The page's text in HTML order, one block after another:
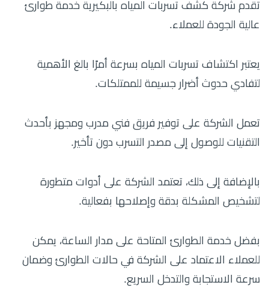
تقدم شركة كشف تسربات المياه بالبكيرية خدمة طوارئ
عالية الجودة للعملاء.
يعتبر اكتشاف تسربات المياه بسرعة أمرًا بالغ الأهمية
لتفادي حدوث أضرار جسيمة للممتلكات.
تعمل الشركة على توفير فريق فني مدرب ومجهز بأحدث
التقنيات للوصول إلى مصدر التسرب دون تأخير.
بالإضافة إلى ذلك، تعتمد الشركة على أدوات متطورة
لتشخيص المشكلة بدقة وإصلاحها بفعالية.
بفضل خدمة الطوارئ المتاحة على مدار الساعة، يمكن
للعملاء الاعتماد على الشركة في حالات الطوارئ وضمان
سرعة الاستجابة والتدخل السريع.